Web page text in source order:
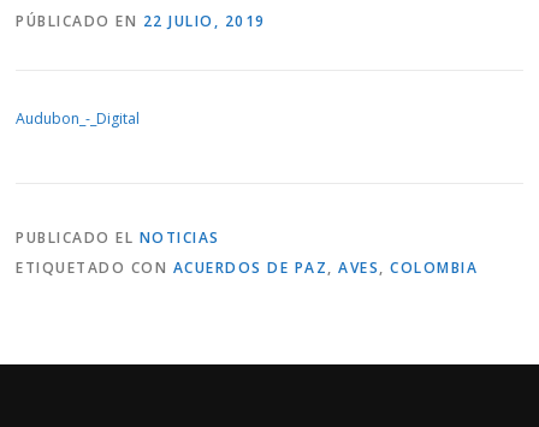
PÚBLICADO EN 22 JULIO, 2019
Audubon_-_Digital
PUBLICADO EL NOTICIAS
ETIQUETADO CON ACUERDOS DE PAZ,AVES,COLOMBIA